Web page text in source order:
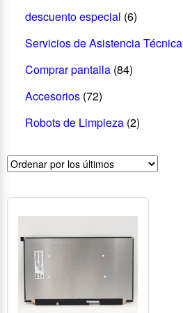
descuento especial (6)
Servicios de Asistencia Técnica
Comprar pantalla (84)
Accesorios (72)
Robots de Limpieza (2)